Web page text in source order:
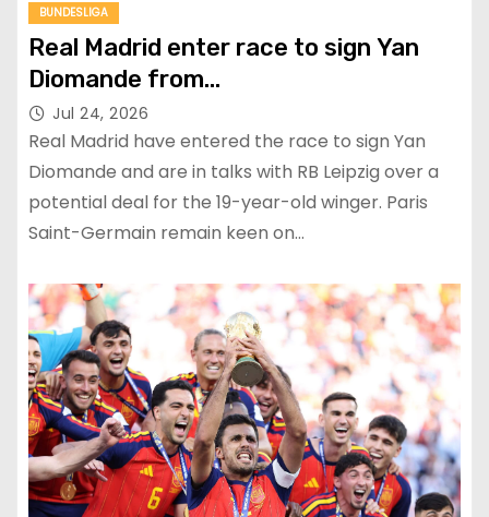
BUNDESLIGA
Real Madrid enter race to sign Yan
Diomande from…
Jul 24, 2026
Real Madrid have entered the race to sign Yan
Diomande and are in talks with RB Leipzig over a
potential deal for the 19-year-old winger. Paris
Saint-Germain remain keen on…